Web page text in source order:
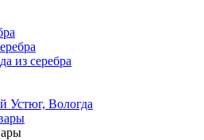
из серебра
Устюг, Вологда